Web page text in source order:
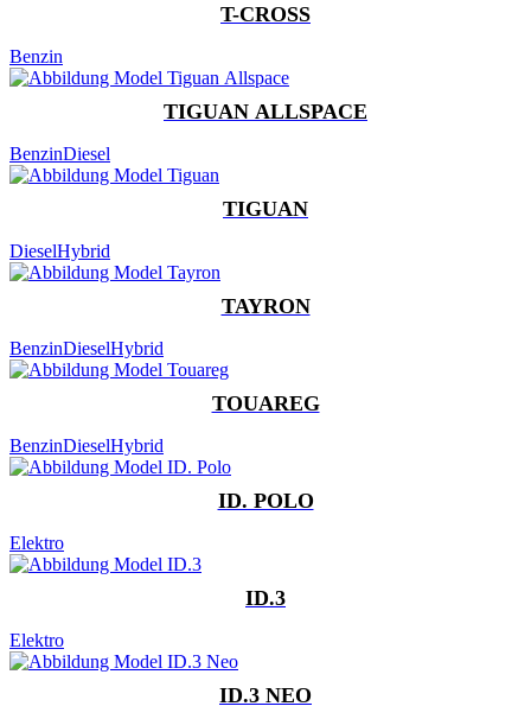
T-CROSS
Benzin
TIGUAN ALLSPACE
BenzinDiesel
TIGUAN
DieselHybrid
TAYRON
BenzinDieselHybrid
TOUAREG
BenzinDieselHybrid
ID. POLO
Elektro
ID.3
Elektro
ID.3 NEO